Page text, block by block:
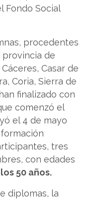
Fondo Social
procedentes
de
Casar de
Coria, Sierra de
finalizado con
comenzó el
el 4 de mayo
tres
con edades
50 años.
diplomas, la